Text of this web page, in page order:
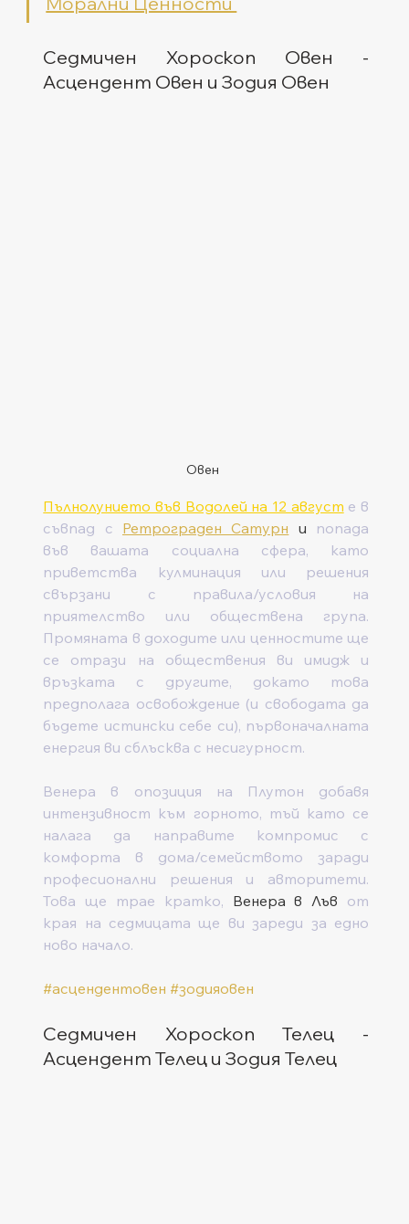
Седмичен Хороскоп Овен -
Асцендент Овен и Зодия Овен
Овен
Пълнолунието във Водолей на 12 август е в
съвпад с Ретрограден Сатурн и попада
във вашата социална сфера, като
приветства кулминация или решения
свързани с правила/условия на
приятелство или обществена група.
Промяната в доходите или ценностите ще
се отрази на обществения ви имидж и
връзката с другите, докато това
предполага освобождение (и свободата да
бъдете истински себе си), първоначалната
енергия ви сблъсква с несигурност.
Венера в опозиция на Плутон добавя
интензивност към горното, тъй като се
налага да направите компромис с
комфорта в дома/семейството заради
професионални решения и авторитети.
Това ще трае кратко, Венера в Лъв от
края на седмицата ще ви зареди за едно
ново начало.
#асцендентовен #зодияовен
Седмичен Хороскоп Телец -
Асцендент Телец и Зодия Телец